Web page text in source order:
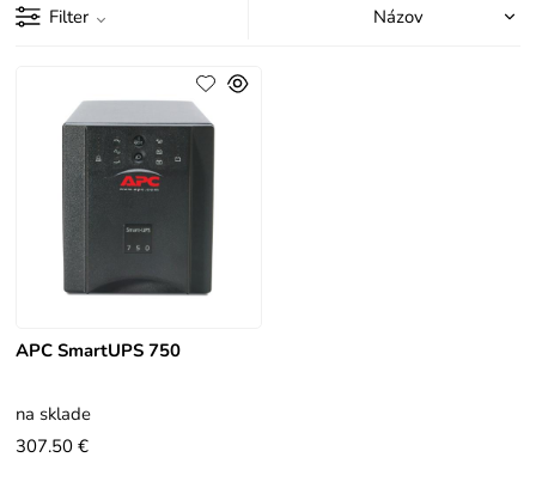
Filter
APC SmartUPS 750
na sklade
307.50 €